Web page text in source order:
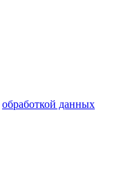
обработкой данных